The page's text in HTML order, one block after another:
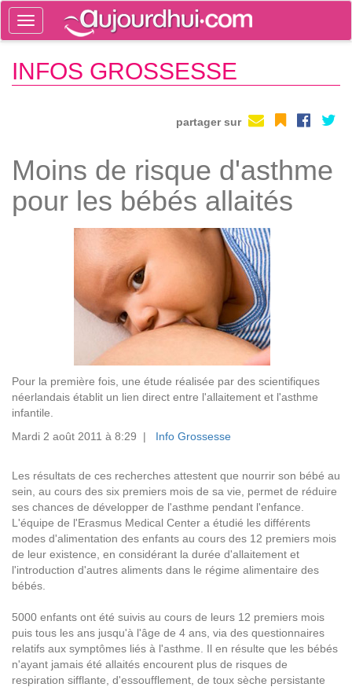
Toggle
navigation
INFOS GROSSESSE
partager sur
Moins de risque d'asthme
pour les bébés allaités
Pour la première fois, une étude réalisée par des scientifiques
néerlandais établit un lien direct entre l'allaitement et l'asthme
infantile.
Mardi 2 août 2011 à 8:29 | Info Grossesse
Les résultats de ces recherches attestent que nourrir son bébé au
sein, au cours des six premiers mois de sa vie, permet de réduire
ses chances de développer de l'asthme pendant l'enfance.
L'équipe de l'Erasmus Medical Center a étudié les différents
modes d'alimentation des enfants au cours des 12 premiers mois
de leur existence, en considérant la durée d'allaitement et
l'introduction d'autres aliments dans le régime alimentaire des
bébés.
5000 enfants ont été suivis au cours de leurs 12 premiers mois
puis tous les ans jusqu'à l'âge de 4 ans, via des questionnaires
relatifs aux symptômes liés à l'asthme. Il en résulte que les bébés
n'ayant jamais été allaités encourent plus de risques de
respiration sifflante, d'essoufflement, de toux sèche persistante